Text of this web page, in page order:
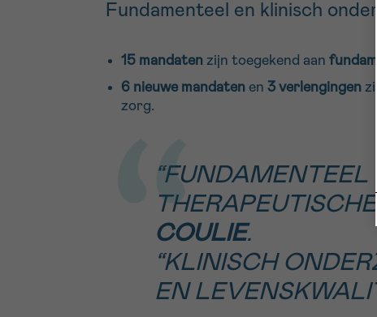
Fundamenteel en klinisch
15 mandaten zijn toegekend aan
6 nieuwe mandaten en 3 verlengingen
zorg.
COULIE.
“KLINISCH
EN